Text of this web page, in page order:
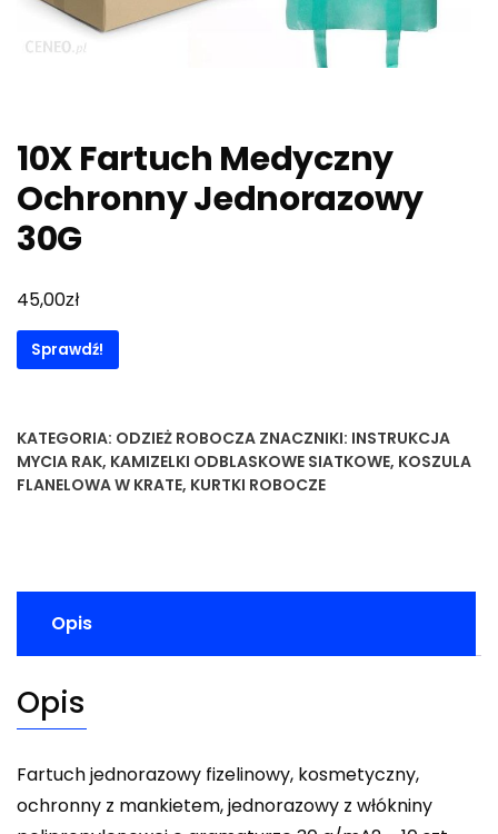
10X Fartuch Medyczny
Ochronny Jednorazowy
30G
45,00zł
Sprawdź!
KATEGORIA: ODZIEŻ ROBOCZA ZNACZNIKI: INSTRUKCJA
MYCIA RAK, KAMIZELKI ODBLASKOWE SIATKOWE, KOSZULA
FLANELOWA W KRATE, KURTKI ROBOCZE
Opis
Opis
Fartuch jednorazowy fizelinowy, kosmetyczny,
ochronny z mankietem, jednorazowy z włókniny